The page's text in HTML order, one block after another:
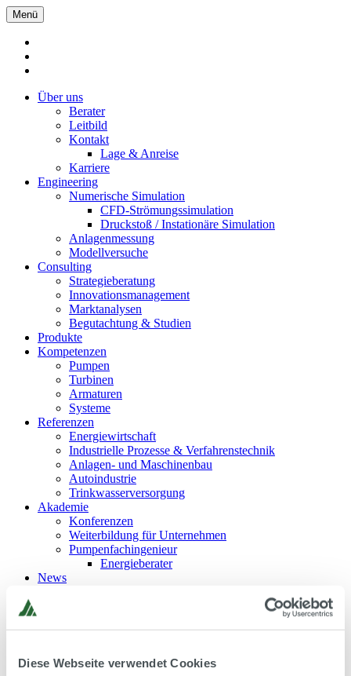
Diese Webseite verwendet Cookies
Menü
Über uns
Berater
Leitbild
Kontakt
Lage & Anreise
Karriere
Engineering
Numerische Simulation
CFD-Strömungssimulation
Druckstoß / Instationäre Simulation
Anlagenmessung
Modellversuche
Consulting
Strategieberatung
Innovationsmanagement
Marktanalysen
Begutachtung & Studien
Produkte
Kompetenzen
Pumpen
Turbinen
Armaturen
Systeme
Referenzen
Energiewirtschaft
Industrielle Prozesse & Verfahrenstechnik
Anlagen- und Maschinenbau
Autoindustrie
Trinkwasserversorgung
Akademie
Konferenzen
Weiterbildung für Unternehmen
Pumpenfachingenieur
Energieberater
News